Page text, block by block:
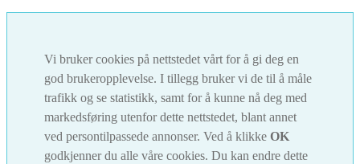
Vi bruker cookies på nettstedet vårt for å gi deg en
god brukeropplevelse. I tillegg bruker vi de til å måle
trafikk og se statistikk, samt for å kunne nå deg med
markedsføring utenfor dette nettstedet, blant annet
ved persontilpassede annonser. Ved å klikke OK
godkjenner du alle våre cookies. Du kan endre dette